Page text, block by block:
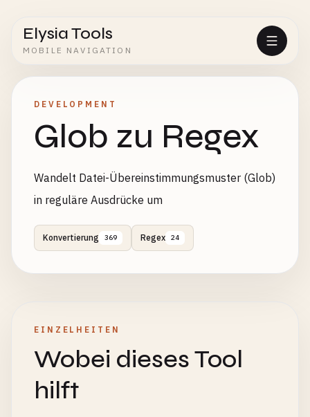
Elysia Tools
MOBILE NAVIGATION
DEVELOPMENT
Glob zu Regex
Wandelt Datei-Übereinstimmungsmuster (Glob)
in reguläre Ausdrücke um
Konvertierung 369 Regex 24
EINZELHEITEN
Wobei dieses Tool
hilft